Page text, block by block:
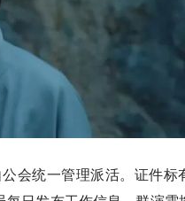
会统一管理派活。证件标